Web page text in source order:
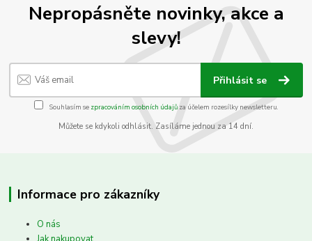
Nepropásněte novinky, akce a
slevy!
Přihlásit se
Souhlasím se zpracováním osobních údajůza účelem rozesílky newsletteru.
Můžete se kdykoli odhlásit. Zasíláme jednou za 14 dní.
Informace pro zákazníky
O nás